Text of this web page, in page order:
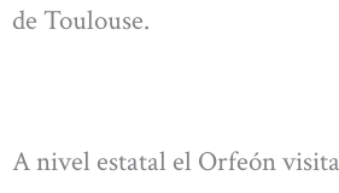
de Toulouse.
A nivel estatal el Orfeón